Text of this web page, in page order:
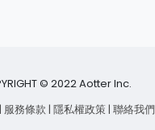
© 2022 Aotter Inc.
| 服務條款 | 隱私權政策 | 聯絡我們